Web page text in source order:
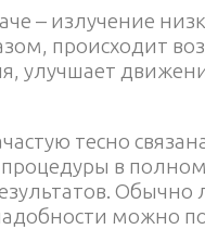
– излучение
происходит
улучшает
тесно
в
можно